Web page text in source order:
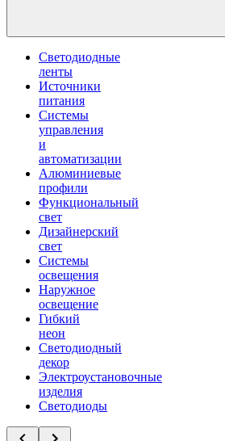
Светодиодные
ленты
Источники
питания
Системы
управления
и
автоматизации
Алюминиевые
профили
Функциональный
свет
Дизайнерский
свет
Системы
освещения
Наружное
освещение
Гибкий
неон
Светодиодный
декор
Электроустановочные
изделия
Светодиоды